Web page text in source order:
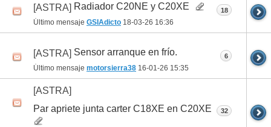
[ASTRA] Radiador C20NE y C20XE
Último mensaje GSIAdicto 18-03-26 16:36
18
[ASTRA] Sensor arranque en frío.
Último mensaje motorsierra38 16-01-26 15:35
6
[ASTRA]
Par apriete junta carter C18XE en C20XE
32